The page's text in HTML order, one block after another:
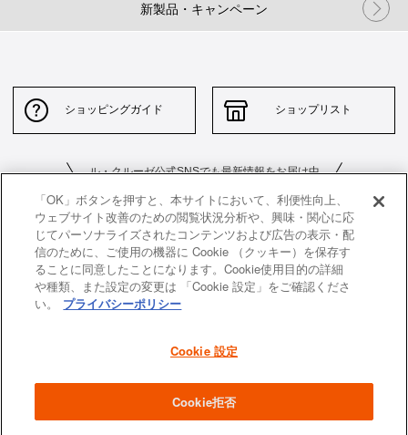
新製品・キャンペーン
ショッピングガイド ショップリスト
ル・クルーゼ公式SNSでも最新情報をお届け中
お問い合わせ サイトポリシー
「OK」ボタンを押すと、本サイトにおいて、利便性向上、
ウェブサイト改善のための閲覧状況分析や、興味・関心に応
じてパーソナライズされたコンテンツおよび広告の表示・配
信のために、ご使用の機器に Cookie （クッキー）を保存す
ることに同意したことになります。Cookie使用目的の詳細
や種類、また設定の変更は 「Cookie 設定」をご確認くださ
い。
プライバシーポリシー
Cookie 設定
Cookie拒否